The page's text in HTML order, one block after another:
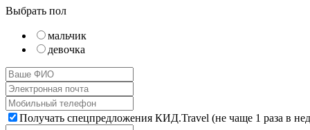
Выбрать пол
мальчик
девочка
Получать спецпредложения КИД.Travel (не чаще 1 раза в